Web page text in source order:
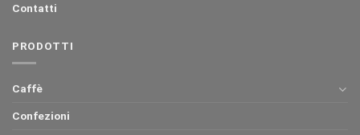
Contatti
PRODOTTI
Caffè
Confezioni